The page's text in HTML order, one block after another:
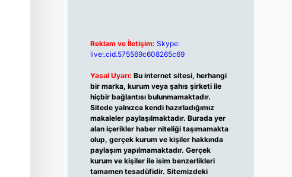
Reklam ve İletişim: Skype:
live:.cid.575569c608265c69
Yasal Uyarı: Bu internet sitesi, herhangi
bir marka, kurum veya şahıs şirketi ile
hiçbir bağlantısı bulunmamaktadır.
Sitede yalnızca kendi hazırladığımız
makaleler paylaşılmaktadır. Burada yer
alan içerikler haber niteliği taşımamakta
olup, gerçek kurum ve kişiler hakkında
paylaşım yapılmamaktadır. Gerçek
kurum ve kişiler ile isim benzerlikleri
tamamen tesadüfidir. Sitemizdeki